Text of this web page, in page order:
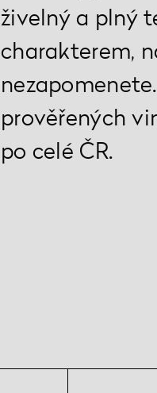
živelný a plný
charakterem,
prověřených
po celé ČR.